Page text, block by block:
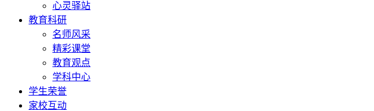
心灵驿站
教育科研
名师风采
精彩课堂
教育观点
学科中心
学生荣誉
家校互动